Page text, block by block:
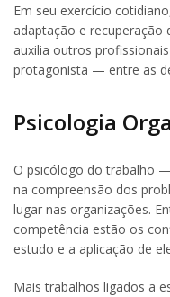
Em seu exercício
adaptação e
auxilia outros
protagonista — entre as
Psicologia
O psicólogo do trabalho
na compreensão dos
lugar nas organizações.
competência estão os
estudo e a aplicação de
Mais trabalhos ligados a